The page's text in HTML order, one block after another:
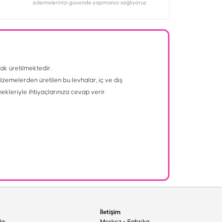
ödemelerinizi güvende yapmanızı sağlıyoruz.
üretilmektedir.
üretilen bu levhalar, iç ve dış
ihtiyaçlarınıza cevap verir.
İletişim